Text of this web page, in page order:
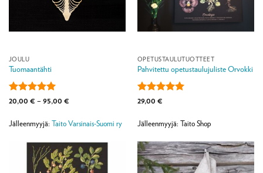
JOULU
Tuomaantähti
Arvostelu
/ 5
20,00 € – 95,00 €Hintaluokka:
95,00 €
Jälleenmyyjä: Taito Varsinais-Suomi ry
OPETUSTAULUTUOTTEET
Pahvitettu opetustaulujuliste Orvokki
Arvostelu
/ 5
29,00 €
Jälleenmyyjä: Taito Shop